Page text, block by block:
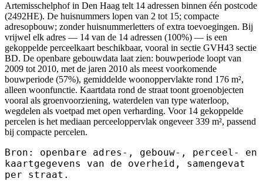
Artemisschelphof in Den Haag telt 14 adressen binnen één postcode
(2492HE). De huisnummers lopen van 2 tot 15; compacte
adresopbouw; zonder huisnummerletters of extra toevoegingen. Bij
vrijwel elk adres — 14 van de 14 adressen (100%) — is een
gekoppelde perceelkaart beschikbaar, vooral in sectie GVH43 sectie
BD. De openbare gebouwdata laat zien: bouwperiode loopt van
2009 tot 2010, met de jaren 2010 als meest voorkomende
bouwperiode (57%), gemiddelde woonoppervlakte rond 176 m²,
alleen woonfunctie. Kaartdata rond de straat toont groenobjecten
vooral als groenvoorziening, waterdelen van type waterloop,
wegdelen als voetpad met open verharding. Voor 14 gekoppelde
percelen is het mediaan perceeloppervlak ongeveer 339 m², passend
bij compacte percelen.
Bron: openbare adres-, gebouw-, perceel- en
kaartgegevens van de overheid, samengevat
per straat.